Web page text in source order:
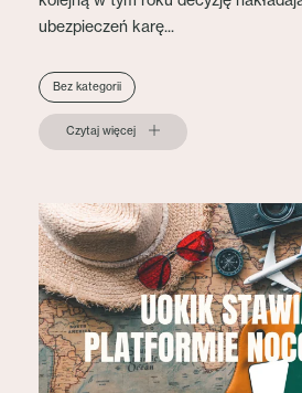
ubezpieczeń karę...
Bez kategorii
Czytaj więcej